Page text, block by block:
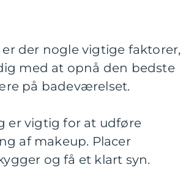
der nogle vigtige faktorer,
med at opnå den bedste
på badeværelset.
er vigtig for at udføre
af makeup. Placer
og få et klart syn.